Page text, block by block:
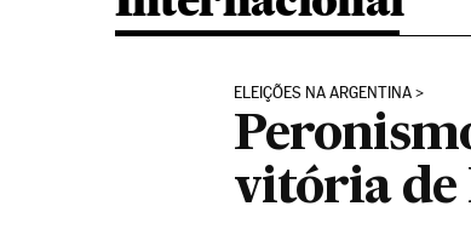
ELEIÇÕES NA ARGENTINA
vitória de